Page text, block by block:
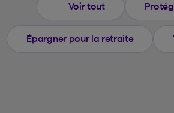
Voir tout
Épargner pour la retraite